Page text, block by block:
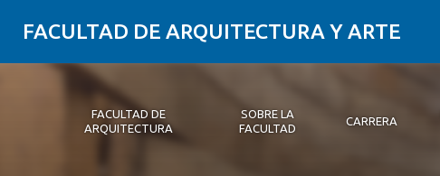
FACULTAD DE ARQUITECTURA Y ARTE
FACULTAD DE
ARQUITECTURA
SOBRE LA
FACULTAD
CARRERA